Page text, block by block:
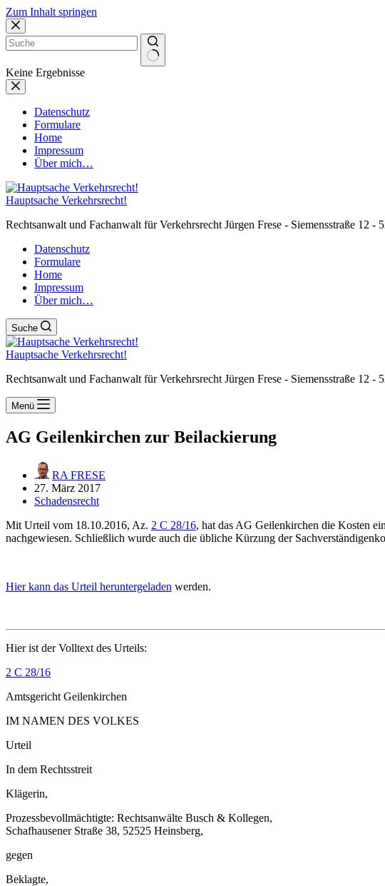
Zum Inhalt springen
Keine Ergebnisse
Datenschutz
Formulare
Home
Impressum
Über mich…
Hauptsache Verkehrsrecht!
Rechtsanwalt und Fachanwalt für Verkehrsrecht Jürgen Frese - Siemensstraße 12
Datenschutz
Formulare
Home
Impressum
Über mich…
Suche
Hauptsache Verkehrsrecht!
Rechtsanwalt und Fachanwalt für Verkehrsrecht Jürgen Frese - Siemensstraße 12
Menü
AG Geilenkirchen zur Beilackierung
RA FRESE
27. März 2017
Schadensrecht
Mit Urteil vom 18.10.2016, Az. 2 C 28/16, hat das AG Geilenkirchen die Kosten
nachgewiesen. Schließlich wurde auch die übliche Kürzung der
Hier kann das Urteil heruntergeladen werden.
Hier ist der Volltext des Urteils:
2 C 28/16
Amtsgericht Geilenkirchen
IM NAMEN DES VOLKES
Urteil
In dem Rechtsstreit
Klägerin,
Prozessbevollmächtigte: Rechtsanwälte Busch & Kollegen,
Schafhausener Straße 38, 52525 Heinsberg,
gegen
Beklagte,